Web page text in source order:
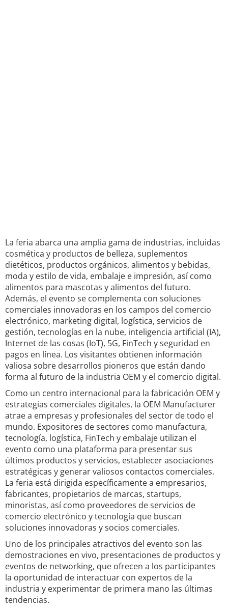
La feria abarca una amplia gama de industrias, incluidas
cosmética y productos de belleza, suplementos
dietéticos, productos orgánicos, alimentos y bebidas,
moda y estilo de vida, embalaje e impresión, así como
alimentos para mascotas y alimentos del futuro.
Además, el evento se complementa con soluciones
comerciales innovadoras en los campos del comercio
electrónico, marketing digital, logística, servicios de
gestión, tecnologías en la nube, inteligencia artificial (IA),
Internet de las cosas (IoT), 5G, FinTech y seguridad en
pagos en línea. Los visitantes obtienen información
valiosa sobre desarrollos pioneros que están dando
forma al futuro de la industria OEM y el comercio digital.
Como un centro internacional para la fabricación OEM y
estrategias comerciales digitales, la OEM Manufacturer
atrae a empresas y profesionales del sector de todo el
mundo. Expositores de sectores como manufactura,
tecnología, logística, FinTech y embalaje utilizan el
evento como una plataforma para presentar sus
últimos productos y servicios, establecer asociaciones
estratégicas y generar valiosos contactos comerciales.
La feria está dirigida específicamente a empresarios,
fabricantes, propietarios de marcas, startups,
minoristas, así como proveedores de servicios de
comercio electrónico y tecnología que buscan
soluciones innovadoras y socios comerciales.
Uno de los principales atractivos del evento son las
demostraciones en vivo, presentaciones de productos y
eventos de networking, que ofrecen a los participantes
la oportunidad de interactuar con expertos de la
industria y experimentar de primera mano las últimas
tendencias.